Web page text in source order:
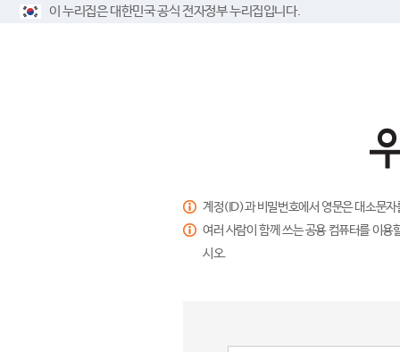
이 누리집은 대한민국 공식 전자정부 누리집입니다.
계정(ID)과 비밀번호에서 영문은 대소문
여러 사람이 함께 쓰는 공용 컴퓨터를 이
시오.